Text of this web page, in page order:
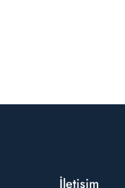
İletişim